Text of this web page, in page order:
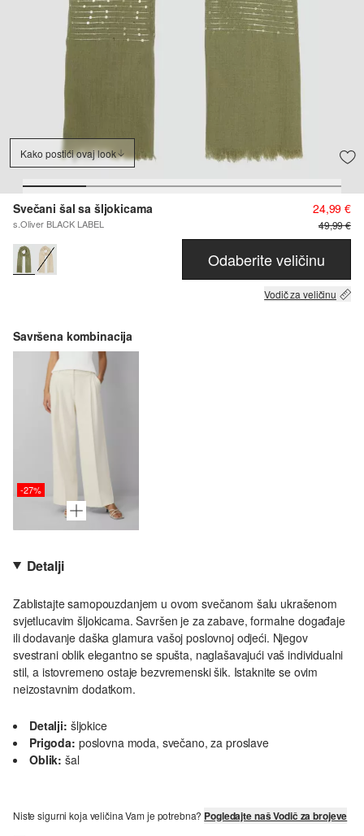
Kako postići ovaj look
Svečani šal sa šljokicama
s.Oliver BLACK LABEL
24,99 €
49,99 €
Odaberite veličinu
Vodič za veličinu
Savršena kombinacija
-27%
Detalji
Zablistajte samopouzdanjem u ovom svečanom šalu ukrašenom
svjetlucavim šljokicama. Savršen je za zabave, formalne događaje
ili dodavanje daška glamura vašoj poslovnoj odjeći. Njegov
svestrani oblik elegantno se spušta, naglašavajući vaš individualni
stil, a istovremeno ostaje bezvremenski šik. Istaknite se ovim
neizostavnim dodatkom.
Detalji: šljokice
Prigoda: poslovna moda, svečano, za proslave
Oblik: šal
Niste sigurni koja veličina Vam je potrebna? Pogledajte naš Vodič za brojeve